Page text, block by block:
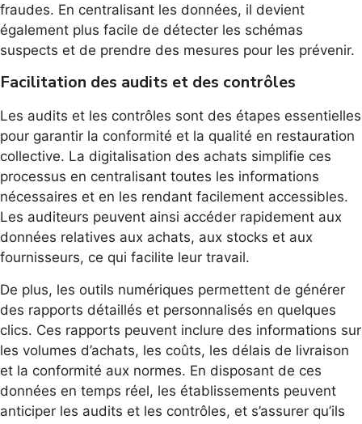
fraudes. En centralisant les données, il devient
également plus facile de détecter les schémas
suspects et de prendre des mesures pour les prévenir.
Facilitation des audits et des contrôles
Les audits et les contrôles sont des étapes essentielles
pour garantir la conformité et la qualité en restauration
collective. La digitalisation des achats simplifie ces
processus en centralisant toutes les informations
nécessaires et en les rendant facilement accessibles.
Les auditeurs peuvent ainsi accéder rapidement aux
données relatives aux achats, aux stocks et aux
fournisseurs, ce qui facilite leur travail.
De plus, les outils numériques permettent de générer
des rapports détaillés et personnalisés en quelques
clics. Ces rapports peuvent inclure des informations sur
les volumes d’achats, les coûts, les délais de livraison
et la conformité aux normes. En disposant de ces
données en temps réel, les établissements peuvent
anticiper les audits et les contrôles, et s’assurer qu’ils